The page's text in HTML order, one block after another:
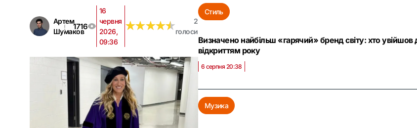
Артем
Шумаков
1716
16
червня
2026,
09:36
★★★★★
★★★★★
2
голоси
Стиль
Визначено найбільш «гарячий» бренд світу: хто увійшов
відкриттям року
6 серпня 20:38
Музика